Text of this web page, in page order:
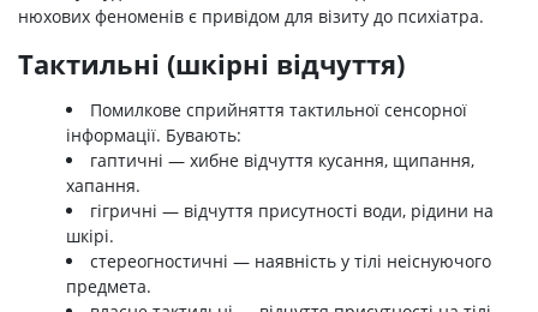
нюхових феноменів є привідом для візиту до психіатра.
Тактильні (шкірні відчуття)
Помилкове сприйняття тактильної сенсорної
інформації. Бувають:
гаптичні — хибне відчуття кусання, щипання,
хапання.
гігричні — відчуття присутності води, рідини на
шкірі.
стереогностичні — наявність у тілі неіснуючого
предмета.